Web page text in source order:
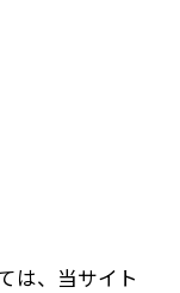
は、当サイト